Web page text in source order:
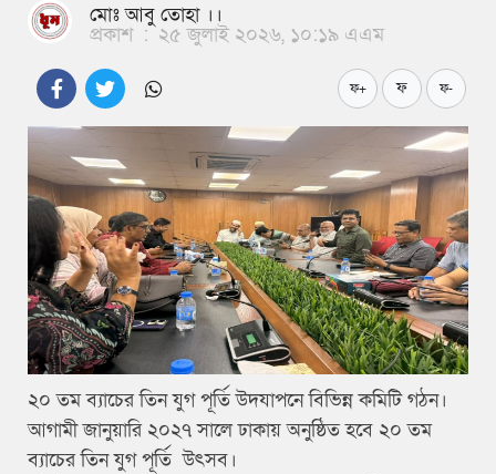
মোঃ আবু তোহা ।।
প্রকাশ : ২৫ জুলাই ২০২৬, ১০:১৯ এএম
ফ+ ফ ফ-
২০ তম ব্যাচের তিন যুগ পূর্তি উদযাপনে বিভিন্ন কমিটি গঠন।
আগামী জানুয়ারি ২০২৭ সালে ঢাকায় অনুষ্ঠিত হবে ২০ তম
ব্যাচের তিন যুগ পূর্তি উৎসব।